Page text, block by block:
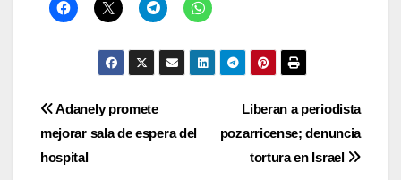
Navegación
de
Liberan a periodista
pozarricense; denuncia
tortura en Israel
Adanely promete
mejorar sala de espera del
hospital